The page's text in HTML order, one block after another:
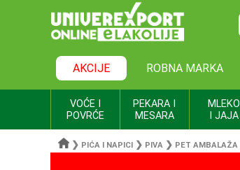
AKCIJE ROBNA MARKA
VOĆE I
POVRĆE
PEKARA I
MESARA
MLEKO
I JAJA
❯ PIĆA I NAPICI ❯ PIVA ❯ PET AMBALAŽA